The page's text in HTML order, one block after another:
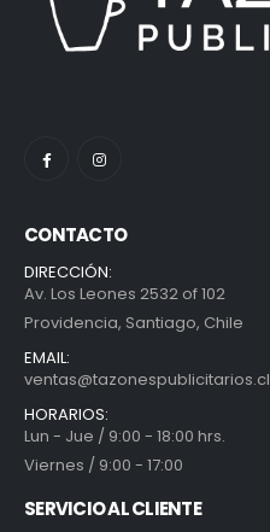
CONTACTO
DIRECCIÓN:
Av. Los Leones 2532 of 102
Providencia, Santiago, Chile
EMAIL:
ventas@tazonespublicitarios.cl
HORARIOS:
Lun - Jue / 9:00 - 18:00 hrs.
Viernes / 9:00 - 17:00
SERVICIO AL CLIENTE